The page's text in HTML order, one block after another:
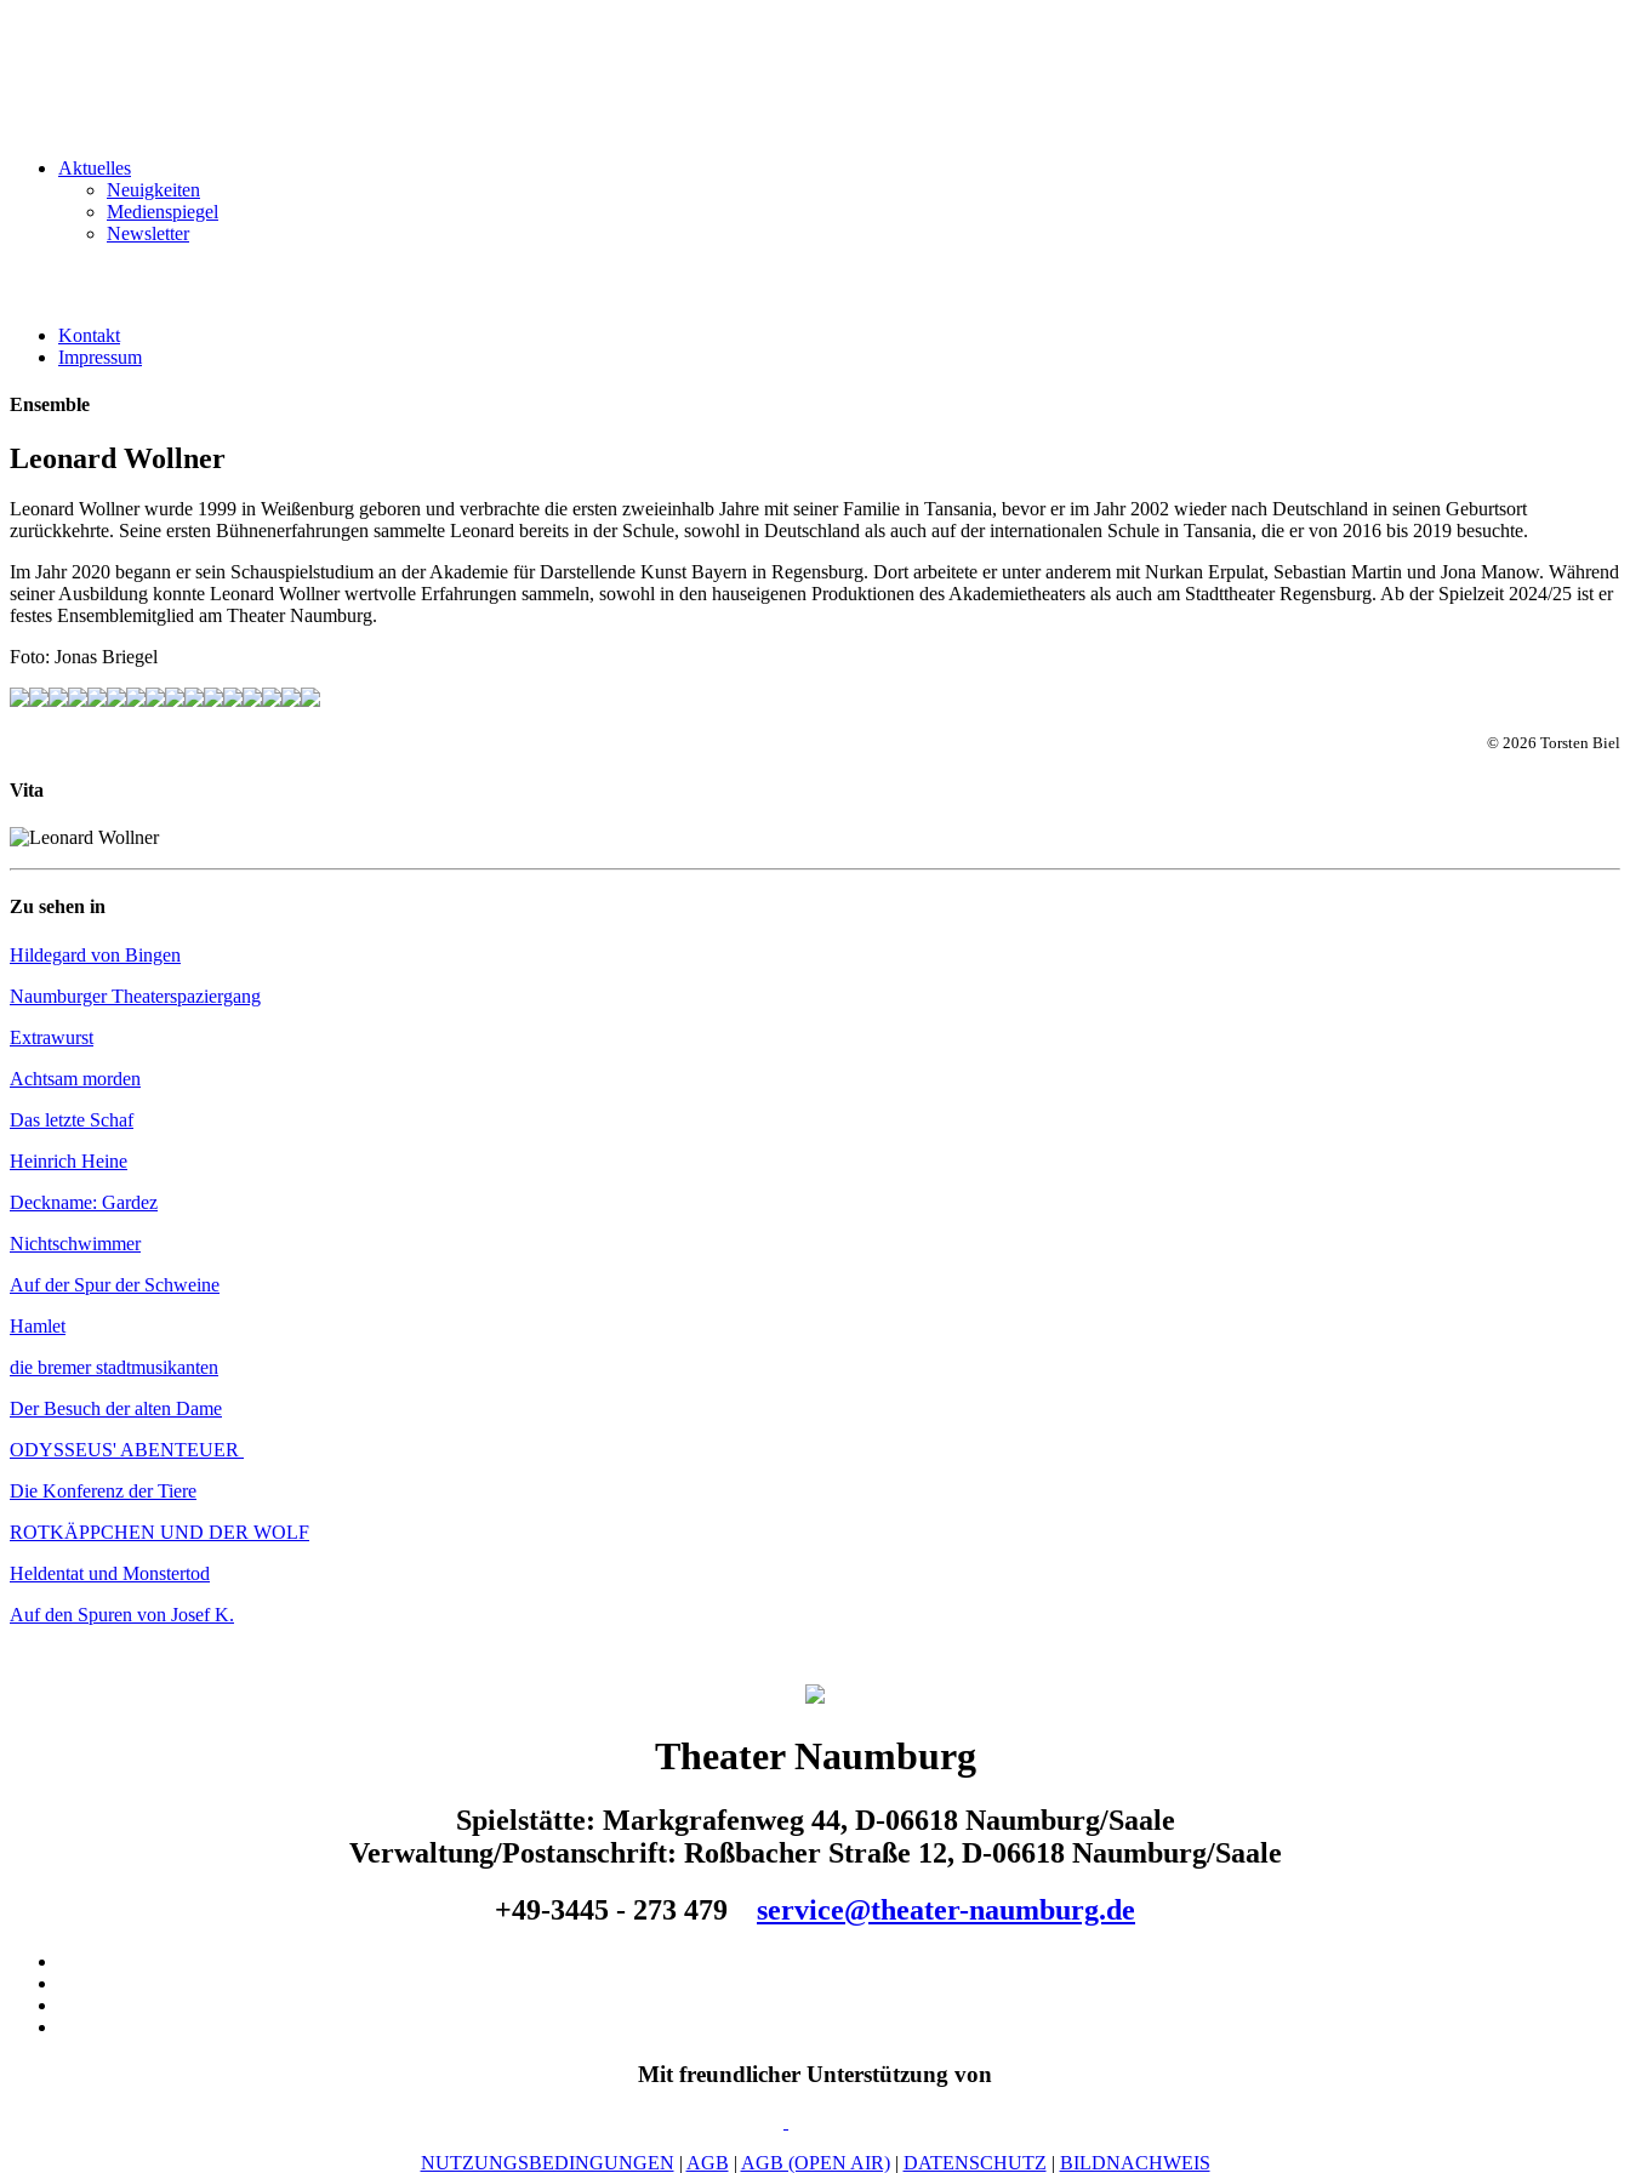
Aktuelles
Neuigkeiten
Medienspiegel
Newsletter
Kontakt
Impressum
Ensemble
Leonard Wollner
Leonard Wollner wurde 1999 in Weißenburg geboren und verbrachte die ersten zweieinhalb Jahre mit seiner Familie in Tansania, bevor er im Jahr 2002 wieder nach Deutschland in seinen Geburtsort
zurückkehrte. Seine ersten Bühnenerfahrungen sammelte Leonard bereits in der Schule, sowohl in Deutschland als auch auf der internationalen Schule in Tansania, die er von 2016 bis 2019 besuchte.
Im Jahr 2020 begann er sein Schauspielstudium an der Akademie für Darstellende Kunst Bayern in Regensburg. Dort arbeitete er unter anderem mit Nurkan Erpulat, Sebastian Martin und Jona Manow. Während
seiner Ausbildung konnte Leonard Wollner wertvolle Erfahrungen sammeln, sowohl in den hauseigenen Produktionen des Akademietheaters als auch am Stadttheater Regensburg. Ab der Spielzeit 2024/25 ist er
festes Ensemblemitglied am Theater Naumburg.
Foto: Jonas Briegel
© 2026 Torsten Biel
Vita
Zu sehen in
Hildegard von Bingen
Naumburger Theaterspaziergang
Extrawurst
Achtsam morden
Das letzte Schaf
Heinrich Heine
Deckname: Gardez
Nichtschwimmer
Auf der Spur der Schweine
Hamlet
die bremer stadtmusikanten
Der Besuch der alten Dame
ODYSSEUS' ABENTEUER
Die Konferenz der Tiere
ROTKÄPPCHEN UND DER WOLF
Heldentat und Monstertod
Auf den Spuren von Josef K.
Theater Naumburg
Spielstätte: Markgrafenweg 44, D-06618 Naumburg/Saale
Verwaltung/Postanschrift: Roßbacher Straße 12, D-06618 Naumburg/Saale
+49-3445 - 273 479
service@theater-naumburg.de
Mit freundlicher Unterstützung von
NUTZUNGSBEDINGUNGEN | AGB | AGB (OPEN AIR)| DATENSCHUTZ | BILDNACHWEIS